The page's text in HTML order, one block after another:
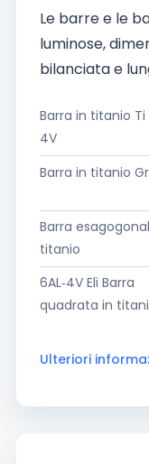
Le barre e le
luminose,
bilanciata e
Barra in titanio Ti
4V
Barra in titanio
Barra
titanio
6AL-4V Eli Barra
quadrata in
Ulteriori